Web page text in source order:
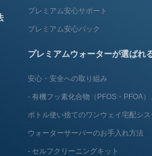
プレミアム安心サポート
プレミアム安心パック
プレミアムウォーターが選ばれ
安心・安全への取り組み
有機フッ素化合物（PFOS・PFOA
ボトル使い捨てのワンウェイ宅配シス
ウォーターサーバーのお手入れ方法
セルフクリーニングキット